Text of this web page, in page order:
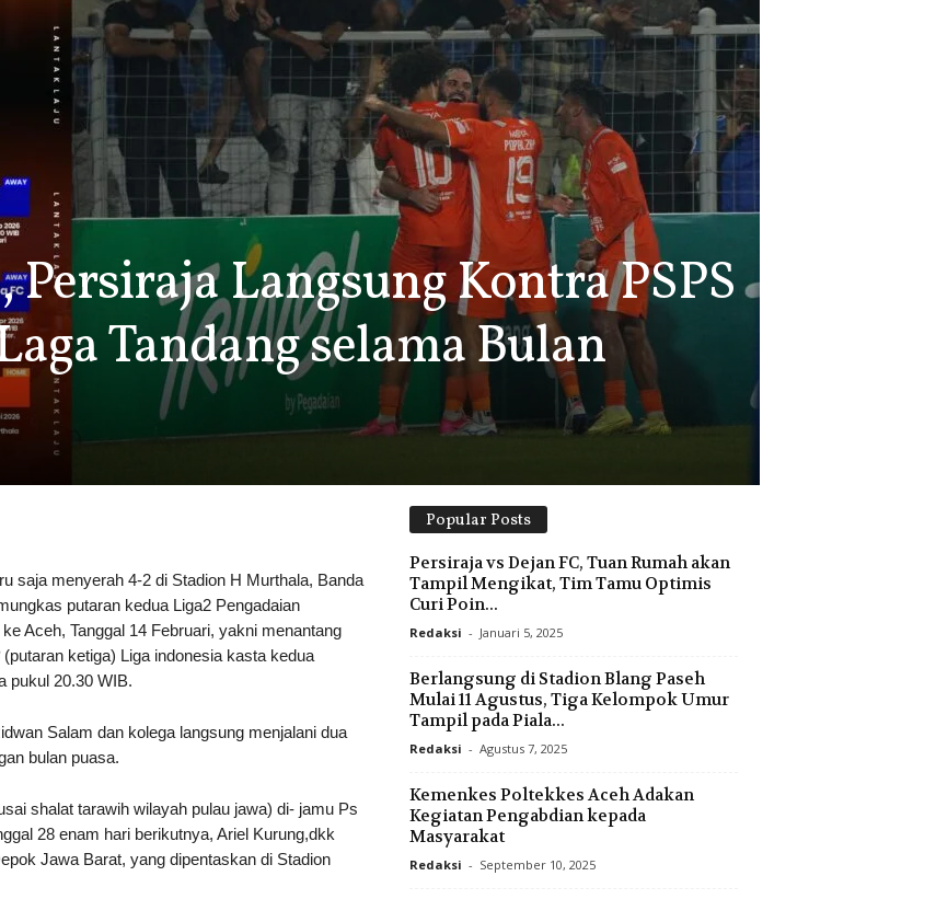
Persiraja Langsung Kontra PSPS
Tandang selama Bulan
saja menyerah 4-2 di Stadion H Murthala, Banda
putaran kedua Liga2 Pengadaian
Aceh, Tanggal 14 Februari, yakni menantang
(putaran ketiga) Liga indonesia kasta kedua
pukul 20.30 WIB.
Salam dan kolega langsung menjalani dua
bulan puasa.
shalat tarawih wilayah pulau jawa) di- jamu Ps
28 enam hari berikutnya, Ariel Kurung,dkk
Jawa Barat, yang dipentaskan di Stadion
Popular Posts
Persiraja vs Dejan FC, Tuan Rumah akan
Tampil Mengikat, Tim Tamu Optimis
Curi Poin...
Redaksi - Januari 5, 2025
Berlangsung di Stadion Blang Paseh
Mulai 11 Agustus, Tiga Kelompok Umur
Tampil pada Piala...
Redaksi - Agustus 7, 2025
Kemenkes Poltekkes Aceh Adakan
Kegiatan Pengabdian kepada
Masyarakat
Redaksi - September 10, 2025